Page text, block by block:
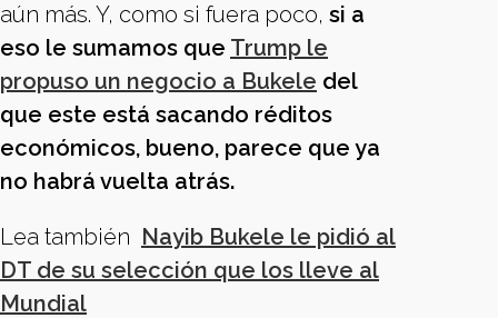
aún más. Y, como si fuera poco, si a
eso le sumamos que Trump le
propuso un negocio a Bukele del
que este está sacando réditos
económicos, bueno, parece que ya
no habrá vuelta atrás.
Lea también Nayib Bukele le pidió al
DT de su selección que los lleve al
Mundial